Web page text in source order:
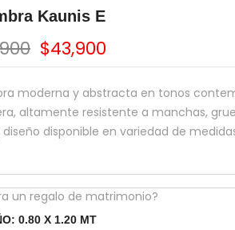
Kaunis E
$43,900
moderna y abstracta en tonos
altamente resistente a manchas,
diseño disponible en variedad de
un regalo de matrimonio?
0.80 X 1.20 MT